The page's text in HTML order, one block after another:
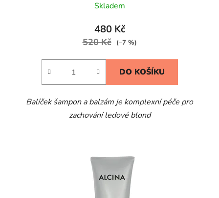
Skladem
480 Kč
520 Kč (–7 %)
DO KOŠÍKU
Balíček šampon a balzám je komplexní péče pro
zachování ledové blond